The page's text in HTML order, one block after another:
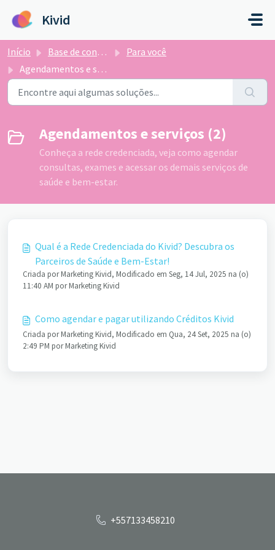
Kivid
Início Base de conhecimento
Para você
Agendamentos e serviços
Agendamentos e serviços (2)
Conheça a rede credenciada, veja como agendar
consultas, exames e acessar os demais serviços de
saúde e bem-estar.
Qual é a Rede Credenciada do Kivid? Descubra os
Parceiros de Saúde e Bem-Estar!
Criada por Marketing Kivid, Modificado em Seg, 14 Jul, 2025 na (o)
11:40 AM por Marketing Kivid
Como agendar e pagar utilizando Créditos Kivid
Criada por Marketing Kivid, Modificado em Qua, 24 Set, 2025 na (o)
2:49 PM por Marketing Kivid
+557133458210